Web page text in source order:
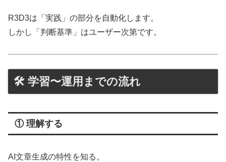
R3D3は「実践」の部分を自動化します。
しかし「判断基準」はユーザー次第です。
🛠 学習〜運用までの流れ
① 理解する
AI文章生成の特性を知る。